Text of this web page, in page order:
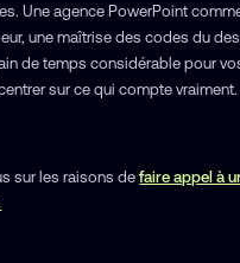
Une agence PowerPoint
une maîtrise des codes du
de temps considérable pour
sur ce qui compte vraiment.
sur les raisons defaire appel à